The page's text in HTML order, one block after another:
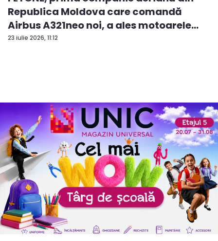
23 iulie 2026, 11:12
Republica Moldova care comandă
Airbus A321neo noi, a ales motoarele
CF...